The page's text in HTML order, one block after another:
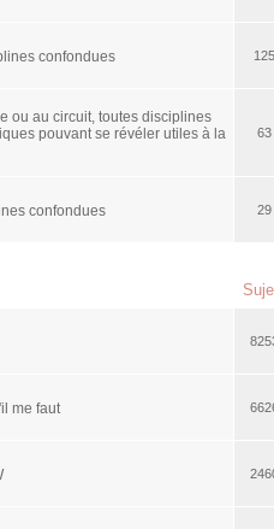
confondues
125
ou au circuit, toutes disciplines
pouvant se révéler utiles à la
63
confondues
29
me faut